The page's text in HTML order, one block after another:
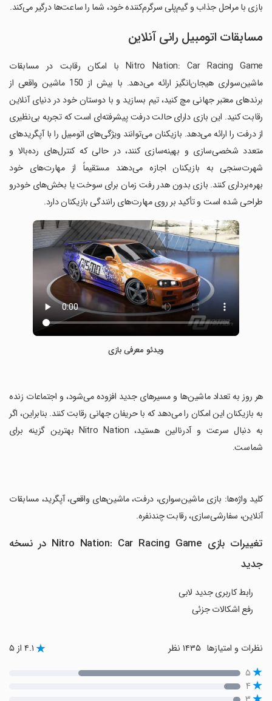
بازی با مراحل جذاب و گیم‌پلی سرگرم‌کننده خود، شما را ساعت‌ها درگیر می‌کند.
مسابقات اتومبیل رانی آنلاین
Nitro Nation: Car Racing Game با امکان رقابت در مسابقات
ماشین‌سواری هیجان‌انگیز ارائه می‌دهد. با بیش از 150 ماشین واقعی از
برندهای معتبر جهانی مچ کنید، تیم بسازید و با دوستان خود در دنیای آنلاین
رقابت کنید. این بازی دارای حالت درفت پیشرفته‌ای است که تجربه بی‌نظیری
از درفت را ارائه می‌دهد. بازیکنان می‌توانند ویژگی‌های اتومبیل را با آپگریدهای
متعدد شخصی‌سازی و بهینه‌سازی کنند، در حالی که کنترل‌های رده‌بالا و
شهرت‌سنجی به بازیکنان اجازه می‌دهند مستقیماً از مهارت‌های خود
بهره‌برداری کنند. بازی بدون هدر رفت زمان برای سوخت یا بخش‌های خودرو
طراحی شده است و تأکید بر روی مهارت‌های رانندگی بازیکنان دارد.
ویدئو معرفی بازی
‏هر روز به تعداد ماشین‌ها و مسیرهای جدید افزوده می‌شود، و اجتماعات زنده
به بازیکنان این امکان را می‌دهد که با حریفان جهانی رقابت کنند. بنابراین، اگر
به دنبال سرعت و آدرنالین هستید، Nitro Nation بهترین گزینه برای
شماست.
‏کلید واژه‌ها: بازی ماشین‌سواری، درفت، ماشین‌های واقعی، آپگرید، مسابقات
آنلاین، سفارشی‌سازی، رقابت چندنفره.
تغییرات بازی Nitro Nation: Car Racing Game در نسخه
جدید
رابط کاربری جدید لابی
رفع اشکالات جزئی
نظرات و امتیازها ۴.۱ از ۵
۵
۴